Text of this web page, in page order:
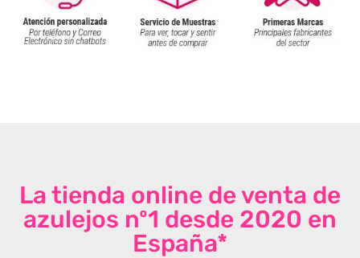
La tienda online de venta de
azulejos nº1 desde 2020 en
España*